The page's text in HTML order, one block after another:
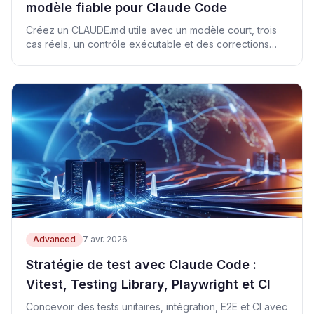
modèle fiable pour Claude Code
Créez un CLAUDE.md utile avec un modèle court, trois
cas réels, un contrôle exécutable et des corrections
Advanced 7 avr. 2026
Stratégie de test avec Claude Code :
Vitest, Testing Library, Playwright et CI
Concevoir des tests unitaires, intégration, E2E et CI avec